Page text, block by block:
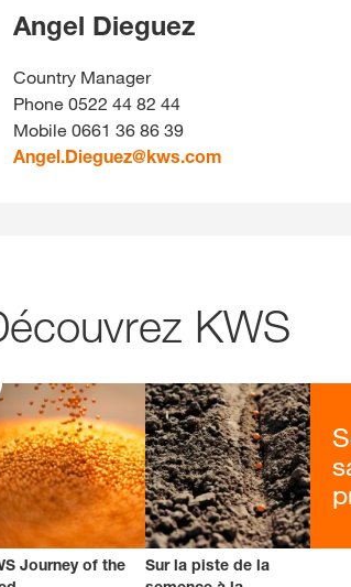
Angel Dieguez
Country Manager
Phone 0522 44 82 44
Mobile 0661 36 86 39
Angel.Dieguez@kws.com
KWS
Journey of the
Sur la piste de la